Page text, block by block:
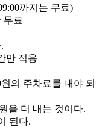
까지는 무료)
무료
.
만 적용
원의 주차료를 내야 되
원을 더 내는 것이다.
된다.